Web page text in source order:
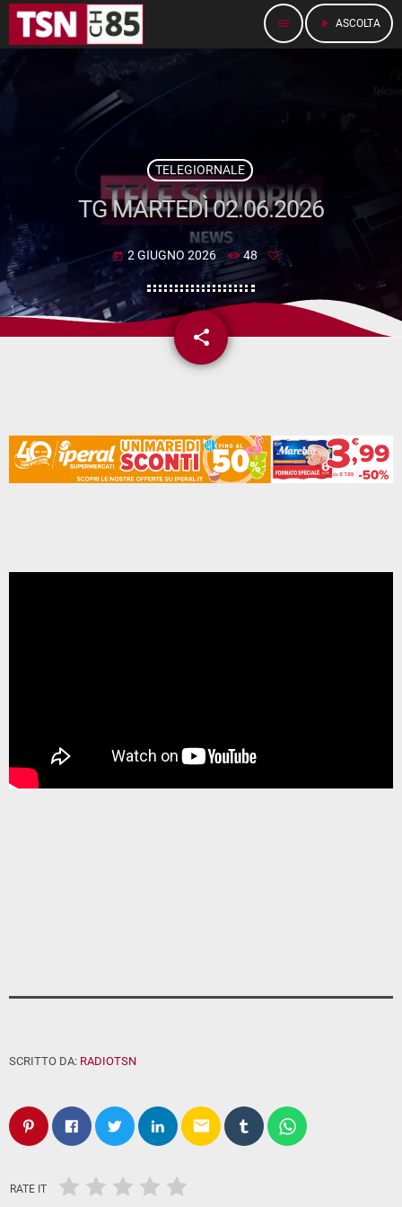
menu play_arrow ASCOLTA
TELEGIORNALE
TG MARTEDÌ 02.06.2026
today 2 GIUGNO 2026 48
share
email
SCRITTO DA: RADIOTSN
email
RATE IT